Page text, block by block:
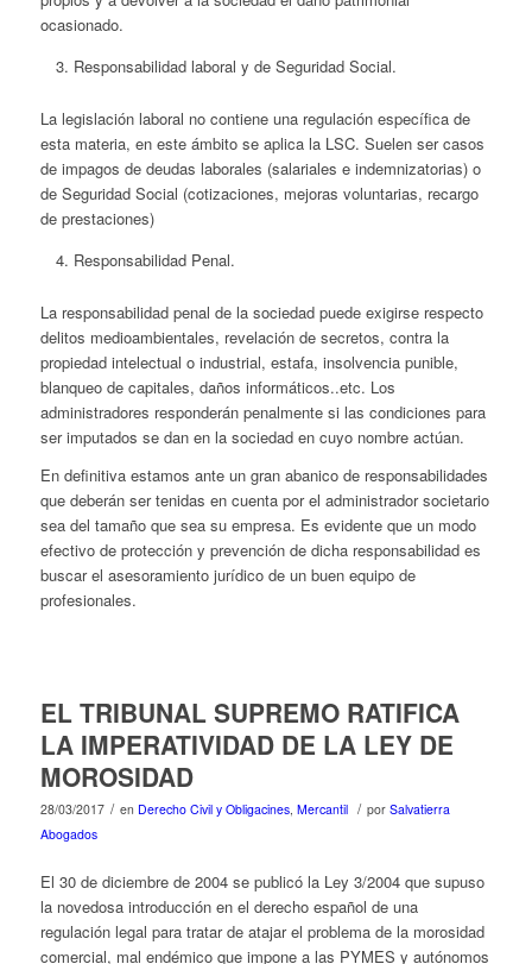
ocasionado.
Responsabilidad laboral y de Seguridad Social.
La legislación laboral no contiene una regulación específica de
esta materia, en este ámbito se aplica la LSC. Suelen ser casos
de impagos de deudas laborales (salariales e indemnizatorias) o
de Seguridad Social (cotizaciones, mejoras voluntarias, recargo
de prestaciones)
Responsabilidad Penal.
La responsabilidad penal de la sociedad puede exigirse respecto
delitos medioambientales, revelación de secretos, contra la
propiedad intelectual o industrial, estafa, insolvencia punible,
blanqueo de capitales, daños informáticos..etc. Los
administradores responderán penalmente si las condiciones para
ser imputados se dan en la sociedad en cuyo nombre actúan.
En definitiva estamos ante un gran abanico de responsabilidades
que deberán ser tenidas en cuenta por el administrador societario
sea del tamaño que sea su empresa. Es evidente que un modo
efectivo de protección y prevención de dicha responsabilidad es
buscar el asesoramiento jurídico de un buen equipo de
profesionales.
EL TRIBUNAL SUPREMO RATIFICA
LA IMPERATIVIDAD DE LA LEY DE
MOROSIDAD
28/03/2017 / en Derecho Civil y Obligacines, Mercantil / por Salvatierra
Abogados
El 30 de diciembre de 2004 se publicó la Ley 3/2004 que supuso
la novedosa introducción en el derecho español de una
regulación legal para tratar de atajar el problema de la morosidad
comercial, mal endémico que impone a las PYMES y autónomos